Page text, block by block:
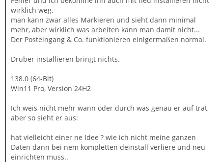
wirklich weg.
man kann zwar alles Markieren und sieht dann minimal
mehr, aber wirklich was arbeiten kann man damit nicht...
Der Posteingang & Co. funktionieren einigermaßen normal.
Drüber installieren bringt nichts.
138.0 (64-Bit)
Win11 Pro, Version 24H2
Ich weis nicht mehr wann oder durch was genau er auf trat,
aber so sieht er aus:
hat vielleicht einer ne Idee ? wie ich nicht meine ganzen
Daten dann bei nem kompletten deinstall verliere und neu
einrichten muss..